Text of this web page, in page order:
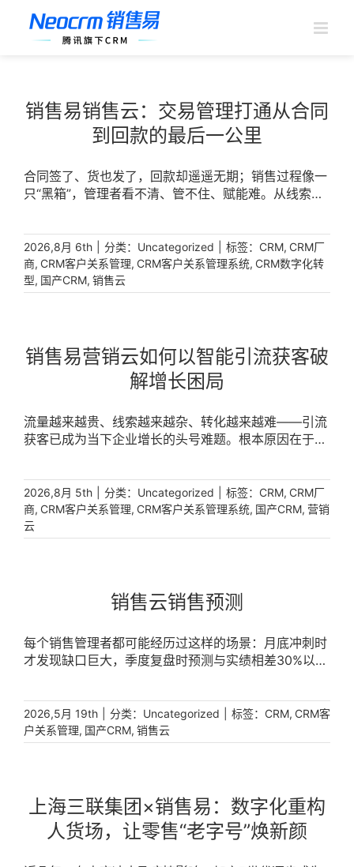
销售易销售云：交易管理打通从合同
到回款的最后一公里
合同签了、货也发了，回款却遥遥无期；销售过程像一
只“黑箱”，管理者看不清、管不住、赋能难。从线索到
体系，实现从签署合同与订单到回款的全流程自动化管
控。销售易销售云聚焦交易管理，通过订单-回款自动
化与自动化管理从签署合同与订单，帮助企业管好“销
售最后一公里”，让每一笔交易都有迹可循、每一分回
2026,8月 6th 分类： Uncategorized 标签： CRM, CRM厂
商, CRM客户关系管理, CRM客户关系管理系统, CRM数字化转
型, 国产CRM, 销售云
销售易营销云如何以智能引流获客破
解增长困局
流量越来越贵、线索越来越杂、转化越来越难——引流
获客已成为当下企业增长的头号难题。根本原因在于，
获客为引擎，通过智能活码、广告数据回流、市场活动
闭环管理及线索分配与ROI分析等能力，将分散的触点
整合为可运营的数据资产，让每一次点击都成为引流获
客的确定性来源。 [...]
2026,8月 5th 分类： Uncategorized 标签： CRM, CRM厂
商, CRM客户关系管理, CRM客户关系管理系统, 国产CRM, 营销
云
销售云销售预测
每个销售管理者都可能经历过这样的场景：月底冲刺时
才发现缺口巨大，季度复盘时预测与实绩相差30%以
市场环境。销售易销售云打造目标 [...]
2026,5月 19th 分类： Uncategorized 标签： CRM, CRM客
户关系管理, 国产CRM, 销售云
上海三联集团×销售易：数字化重构
人货场，让零售“老字号”焕新颜